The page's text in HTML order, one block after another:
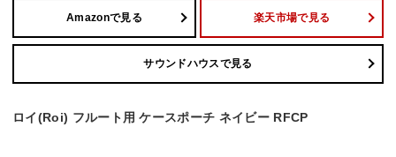
Amazonで見る 楽天市場で見る
サウンドハウスで見る
ロイ(Roi) フルート用 ケースポーチ ネイビー RFCP